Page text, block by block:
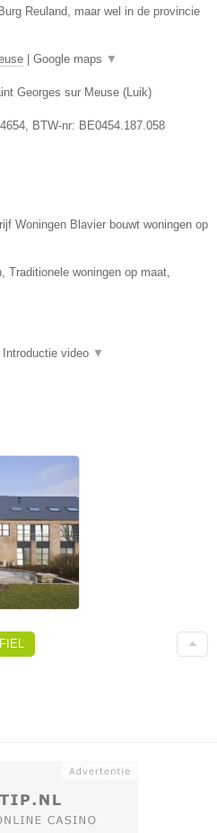
Reuland, maar wel in de provincie
Google maps ▼
Georges sur Meuse (Luik)
, BTW-nr: BE0454.187.058
Woningen Blavier bouwt woningen op
Traditionele woningen op maat,
Introductie video ▼